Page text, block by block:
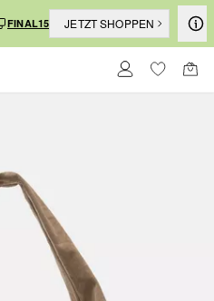
FINAL15 JETZT SHOPPEN